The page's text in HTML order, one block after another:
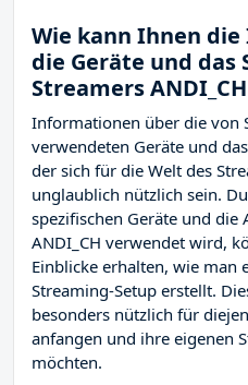
Wie kann Ihnen
die Geräte und das
Streamers
Informationen über die von
verwendeten Geräte und
der sich für die Welt des
unglaublich nützlich sein.
spezifischen Geräte und die
ANDI_CH verwendet wird,
Einblicke erhalten, wie man
Streaming-Setup erstellt.
besonders nützlich für
anfangen und ihre eigenen
möchten.